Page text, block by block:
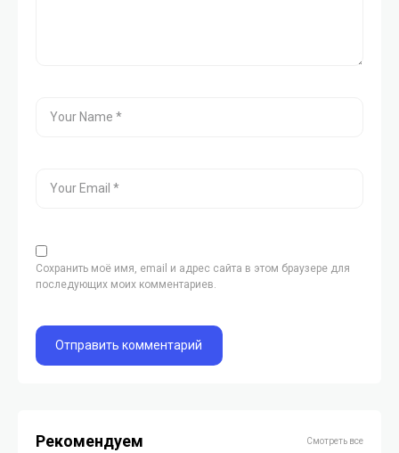
Сохранить моё имя, email и адрес сайта в этом браузере для
последующих моих комментариев.
Рекомендуем Смотреть все